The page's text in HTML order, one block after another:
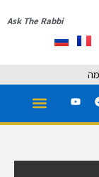
Ask The Rabbi